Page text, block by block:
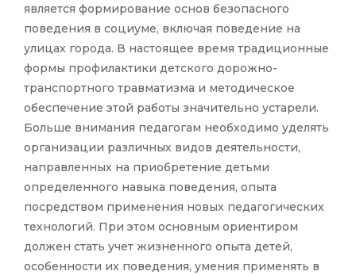
является формирование основ безопасного
поведения в социуме, включая поведение на
улицах города. В настоящее время традиционные
формы профилактики детского дорожно-
транспортного травматизма и методическое
обеспечение этой работы значительно устарели.
Больше внимания педагогам необходимо уделять
организации различных видов деятельности,
направленных на приобретение детьми
определенного навыка поведения, опыта
посредством применения новых педагогических
технологий. При этом основным ориентиром
должен стать учет жизненного опыта детей,
особенности их поведения, умения применять в